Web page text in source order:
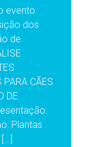
evento
dos
de
PARA CÃES
DE
Plantas